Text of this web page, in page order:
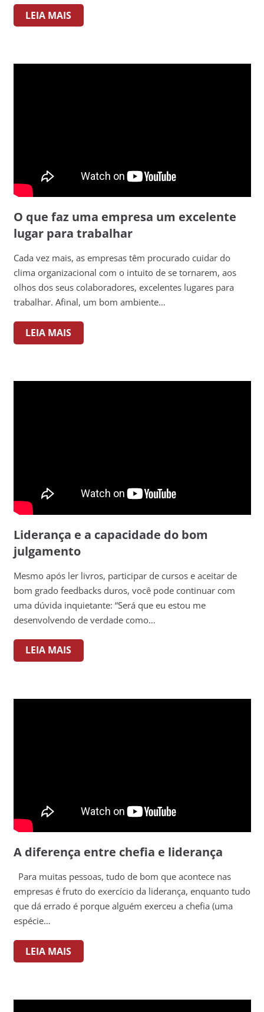
LEIA MAIS
O que faz uma empresa um excelente
lugar para trabalhar
Cada vez mais, as empresas têm procurado cuidar do
clima organizacional com o intuito de se tornarem, aos
olhos dos seus colaboradores, excelentes lugares para
trabalhar. Afinal, um bom ambiente…
LEIA MAIS
Liderança e a capacidade do bom
julgamento
Mesmo após ler livros, participar de cursos e aceitar de
bom grado feedbacks duros, você pode continuar com
uma dúvida inquietante: “Será que eu estou me
desenvolvendo de verdade como…
LEIA MAIS
A diferença entre chefia e liderança
Para muitas pessoas, tudo de bom que acontece nas
empresas é fruto do exercício da liderança, enquanto tudo
que dá errado é porque alguém exerceu a chefia (uma
espécie…
LEIA MAIS